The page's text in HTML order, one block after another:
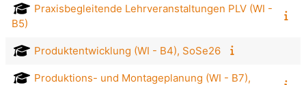
Praxisbegleitende Lehrveranstaltungen PLV (WI -
B5)
Produktentwicklung (WI - B4), SoSe26
Produktions- und Montageplanung (WI - B7),